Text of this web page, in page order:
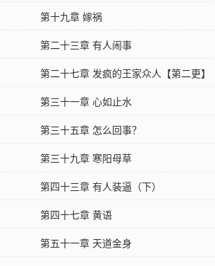
第十九章 嫁祸
第二十三章 有人闹事
第二十七章 发疯的王家众人【第二更】
第三十一章 心如止水
第三十五章 怎么回事？
第三十九章 寒阳母草
第四十三章 有人装逼（下）
第四十七章 黄语
第五十一章 天道金身